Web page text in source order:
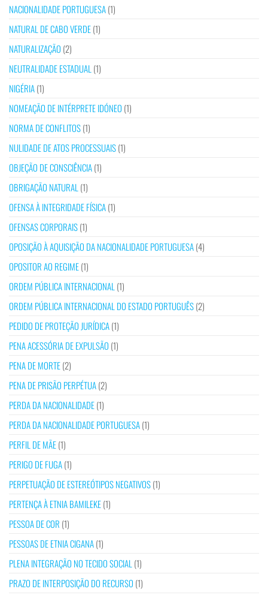
NACIONALIDADE PORTUGUESA(1)
NATURAL DE CABO VERDE(1)
NATURALIZAÇÃO (2)
NEUTRALIDADE ESTADUAL (1)
NIGÉRIA(1)
NOMEAÇÃO DE INTÉRPRETE IDÓNEO (1)
NORMA DE CONFLITOS(1)
NULIDADE DE ATOS PROCESSUAIS(1)
OBJEÇÃO DE CONSCIÊNCIA(1)
OBRIGAÇÃO NATURAL (1)
OFENSA À INTEGRIDADE FÍSICA(1)
OFENSAS CORPORAIS(1)
OPOSIÇÃO À AQUISIÇÃO DA NACIONALIDADE PORTUGUESA(4)
OPOSITOR AO REGIME(1)
ORDEM PÚBLICA INTERNACIONAL (1)
ORDEM PÚBLICA INTERNACIONAL DO ESTADO PORTUGUÊS(2)
PEDIDO DE PROTEÇÃO JURÍDICA(1)
PENA ACESSÓRIA DE EXPULSÃO (1)
PENA DE MORTE(2)
PENA DE PRISÃO PERPÉTUA(2)
PERDA DA NACIONALIDADE(1)
PERDA DA NACIONALIDADE PORTUGUESA(1)
PERFIL DE MÃE(1)
PERIGO DE FUGA(1)
PERPETUAÇÃO DE ESTEREÓTIPOS NEGATIVOS(1)
PERTENÇA À ETNIA BAMILEKE(1)
PESSOA DE COR (1)
PESSOAS DE ETNIA CIGANA(1)
PLENA INTEGRAÇÃO NO TECIDO SOCIAL (1)
PRAZO DE INTERPOSIÇÃO DO RECURSO (1)